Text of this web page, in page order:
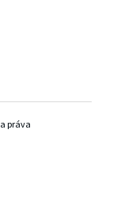
práva